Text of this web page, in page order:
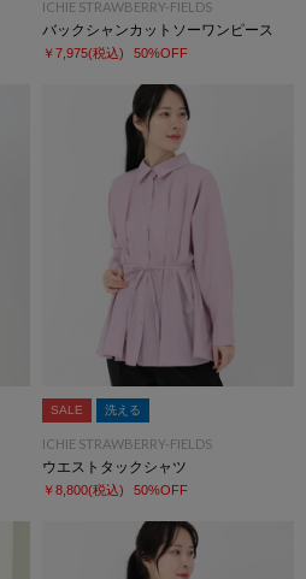
ICHIE STRAWBERRY-FIELDS
バックシャンカットソーワンピース
￥7,975(税込) 50%OFF
SALE 洗える
ICHIE STRAWBERRY-FIELDS
ウエストタックシャツ
￥8,800(税込) 50%OFF